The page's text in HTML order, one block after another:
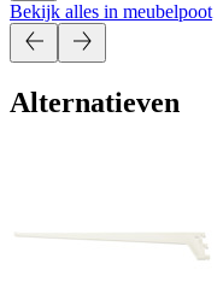
Bekijk alles in meubelpoot
Alternatieven